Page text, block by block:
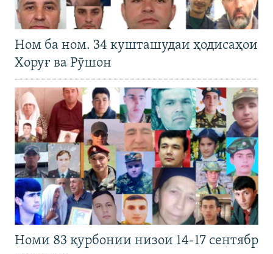
Ном ба ном. 34 кушташудаи ҳодисаҳои
Хоруғ ва Рӯшон
Номи 83 қурбонии низои 14-17 сентябр